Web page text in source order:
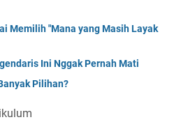
Memilih "Mana yang Masih Layak
Ini Nggak Pernah Mati
Pilihan?